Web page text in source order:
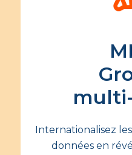
Internationalisez
données en